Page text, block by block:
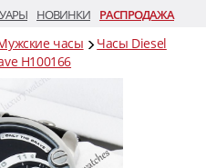
НОВИНКИ РАСПРОДАЖА
часы
Часы Diesel
H100166